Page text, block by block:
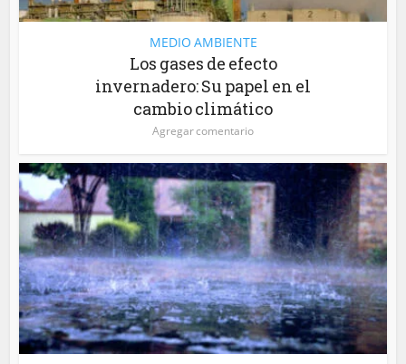
MEDIO AMBIENTE
Los gases de efecto
invernadero: Su papel en el
cambio climático
Agregar comentario